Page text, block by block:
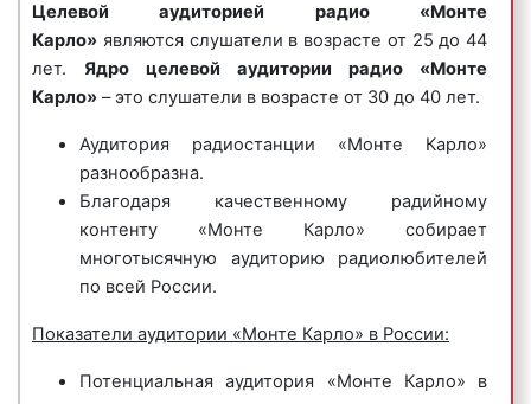
логотип компании Данон, который звучит так:
«Ммм, Данон».
Пример музыкального логотипа на радио «Монте
5) джинглы– короткие, как правило 20 сек.,
песенки, в которых сообщается потенциальному
продаваемых ею товарах или оказываемых услугах.
Джинглы хорошо запоминаются и относятся к
также музыкальные композиции от джаза и
босановы до электроники и хаус музыки. Кроме
музыки в эфир радио «Монте Карло» выходят
радиопередчи, наиболее популярными из которых
«Афиша»;
«Простые вещи»;
«Улицы мира»;
«Мировое кино»;
«Особо важные персоны»;
рекламодателей в Мценске и Орловской области.
Целевой аудиторией радио «Монте
Карло» являются слушатели в возрасте от 25 до 44
лет. Ядро целевой аудитории радио «Монте
Карло» – это слушатели в возрасте от 30 до 40 лет.
Аудитория радиостанции «Монте Карло»
разнообразна.
Благодаря качественному радийному
контенту «Монте Карло» собирает
многотысячную аудиторию радиолюбителей
по всей России.
Показатели аудитории «Монте Карло» в России:
Потенциальная аудитория «Монте Карло» в